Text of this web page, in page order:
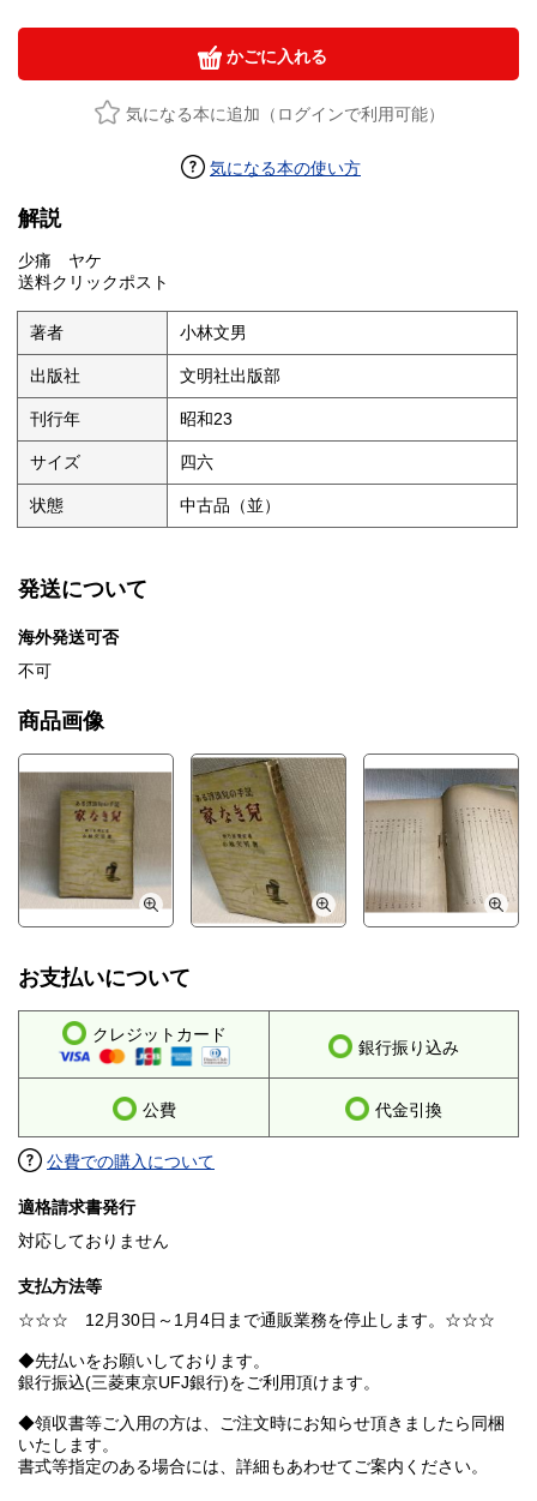
かごに入れる
気になる本に追加（ログインで利用可能）
気になる本の使い方
解説
少痛 ヤケ
送料クリックポスト
著者 小林文男
出版社 文明社出版部
刊行年 昭和23
サイズ 四六
状態 中古品（並）
発送について
海外発送可否
不可
商品画像
お支払いについて
クレジットカード
銀行振り込み
公費 代金引換
公費での購入について
適格請求書発行
対応しておりません
支払方法等
☆☆☆ 12月30日～1月4日まで通販業務を停止します。☆☆☆
◆先払いをお願いしております。
銀行振込(三菱東京UFJ銀行)をご利用頂けます。
◆領収書等ご入用の方は、ご注文時にお知らせ頂きましたら同梱
いたします。
書式等指定のある場合には、詳細もあわせてご案内ください。